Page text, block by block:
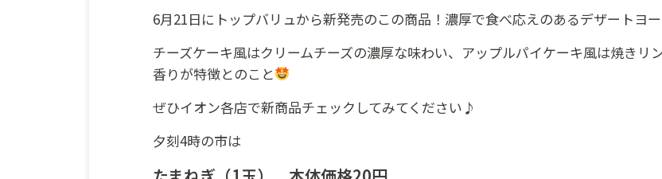
6月21日にトップバリュから新発売のこの商品！濃厚で食べ応えのあるデザートヨ
チーズケーキ風はクリームチーズの濃厚な味わい、アップルパイケーキ風は焼きリ
香りが特徴とのこと
ぜひイオン各店で新商品チェックしてみてください♪
夕刻4時の市は